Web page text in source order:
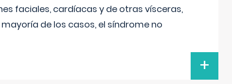
faciales, cardíacas y de otras vísceras,
de los casos, el síndrome no
+